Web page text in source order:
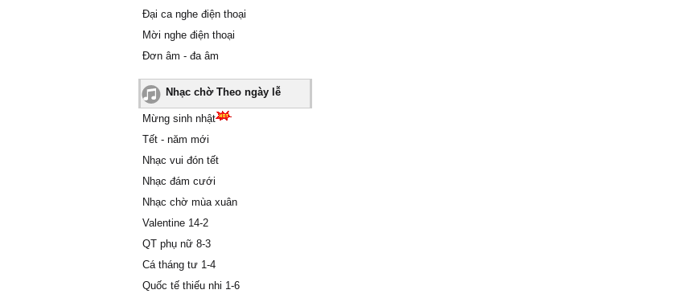
Đại ca nghe điện thoại
Mời nghe điện thoại
Đơn âm - đa âm
Nhạc chờ Theo ngày lễ
Mừng sinh nhật
Tết - năm mới
Nhạc vui đón tết
Nhạc đám cưới
Nhạc chờ mùa xuân
Valentine 14-2
QT phụ nữ 8-3
Cá tháng tư 1-4
Quốc tế thiếu nhi 1-6